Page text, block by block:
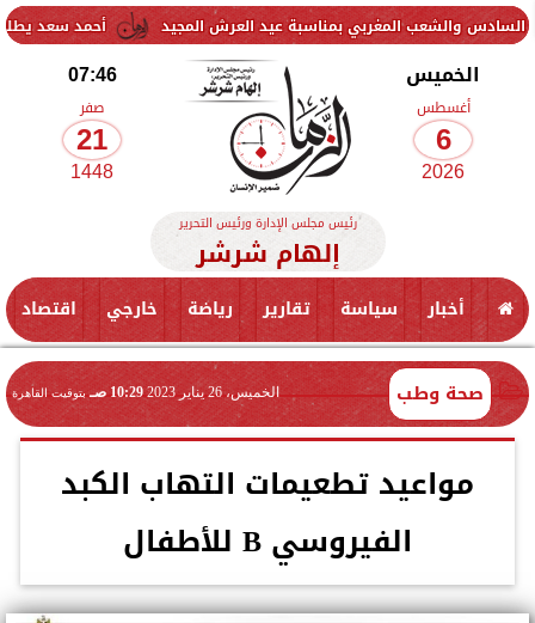
أحمد سعد يطلق «الألبوم المغربي بمناسبة عيد العرش المجيد
الخميس
أغسطس
6
2026
07:46
صفر
21
1448
رئيس مجلس الإدارة ورئيس التحرير
إلهام شرشر
أخبار سياسة تقارير رياضة خارجي اقتصاد
صحة وطب الخميس، 26 يناير 2023 10:29 صـ بتوقيت القاهرة
مواعيد تطعيمات التهاب الكبد
الفيروسي B للأطفال